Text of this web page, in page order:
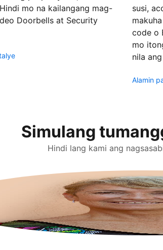
mo na kailangang mag-
Doorbells at Security
susi,
code o
mo
nila
Alamin
Simulang
Hindi lang kami ang